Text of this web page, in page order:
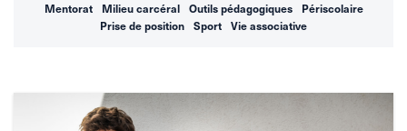
Mentorat
Milieu carcéral Outils pédagogiques
Périscolaire
Prise de position
Sport Vie associative